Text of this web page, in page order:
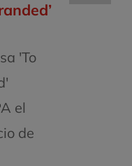
'To
el
de